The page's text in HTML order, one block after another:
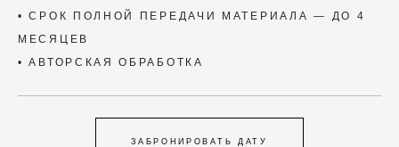
• СРОК ПОЛНОЙ ПЕРЕДАЧИ МАТЕРИАЛА — ДО 4
МЕСЯЦЕВ
• АВТОРСКАЯ ОБРАБОТКА
ЗАБРОНИРОВАТЬ ДАТУ